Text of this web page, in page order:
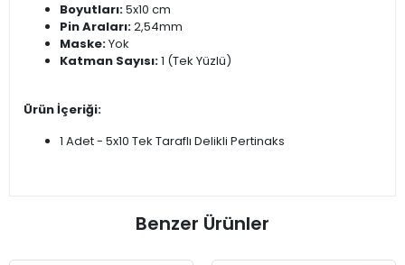
Boyutları:5x10 cm
Pin Araları:2,54mm
Maske:Yok
Katman Sayısı:1 (Tek Yüzlü)
Ürün İçeriği:
1 Adet - 5x10 Tek Taraflı Delikli Pertinaks
Benzer Ürünler